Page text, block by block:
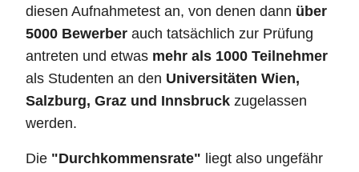
diesen Aufnahmetest an, von denen dann über
5000 Bewerber auch tatsächlich zur Prüfung
antreten und etwas mehr als 1000 Teilnehmer
als Studenten an den Universitäten Wien,
Salzburg, Graz und Innsbruck zugelassen
werden.
Die "Durchkommensrate" liegt also ungefähr